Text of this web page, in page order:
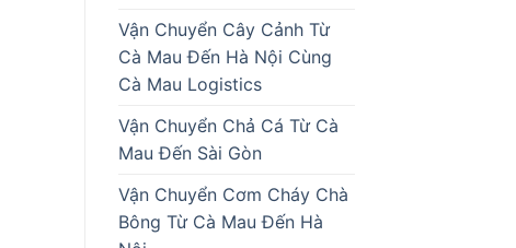
Vận Chuyển Cây Cảnh Từ
Cà Mau Đến Hà Nội Cùng
Cà Mau Logistics
Vận Chuyển Chả Cá Từ Cà
Mau Đến Sài Gòn
Vận Chuyển Cơm Cháy Chà
Bông Từ Cà Mau Đến Hà